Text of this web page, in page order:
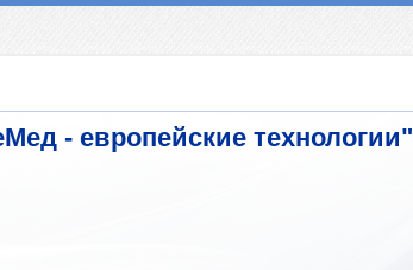
- европейские технологии"